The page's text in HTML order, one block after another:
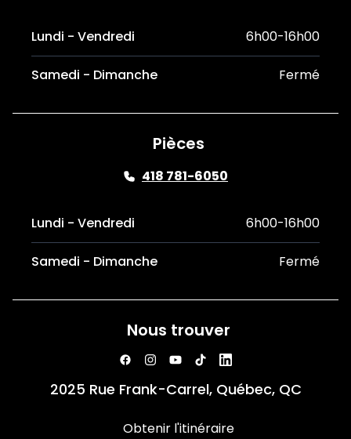
Lundi - Vendredi 6h00-16h00
Samedi - Dimanche Fermé
Pièces
418 781-6050
Lundi - Vendredi 6h00-16h00
Samedi - Dimanche Fermé
Nous trouver
2025 Rue Frank-Carrel, Québec, QC
Obtenir l'itinéraire